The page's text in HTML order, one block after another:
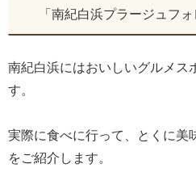
「南紀白浜プラージュフ
南紀白浜にはおいしいグルメス
す。
実際に食べに行って、とくに美
をご紹介します。